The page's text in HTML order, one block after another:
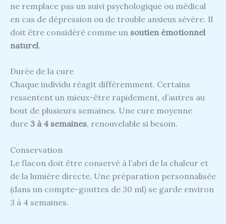
ne remplace pas un suivi psychologique ou médical
en cas de dépression ou de trouble anxieux sévère. Il
doit être considéré comme un soutien émotionnel
naturel.
Durée de la cure
Chaque individu réagit différemment. Certains
ressentent un mieux-être rapidement, d’autres au
bout de plusieurs semaines. Une cure moyenne
dure 3 à 4 semaines, renouvelable si besoin.
Conservation
Le flacon doit être conservé à l’abri de la chaleur et
de la lumière directe. Une préparation personnalisée
(dans un compte-gouttes de 30 ml) se garde environ
3 à 4 semaines.